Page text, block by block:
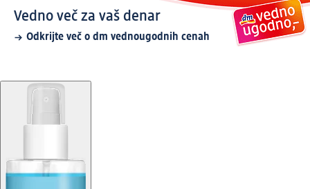
Vedno več za vaš denar
Odkrijte več o dm vednougodnih cenah